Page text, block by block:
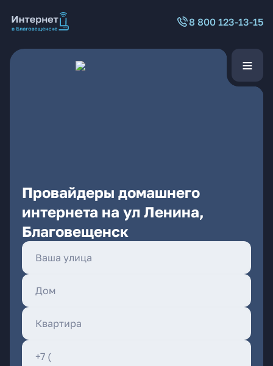
8 800 123-13-15
Провайдеры домашнего
интернета на ул Ленина,
Благовещенск